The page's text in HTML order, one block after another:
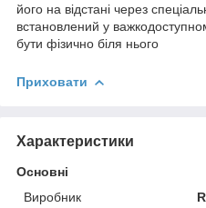
його на відстані через
встановлений у
бути фізично біля нього
Приховати
Характеристики
Основні
Виробник